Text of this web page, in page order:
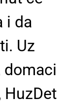
i da
Uz
domaci
HuzDet